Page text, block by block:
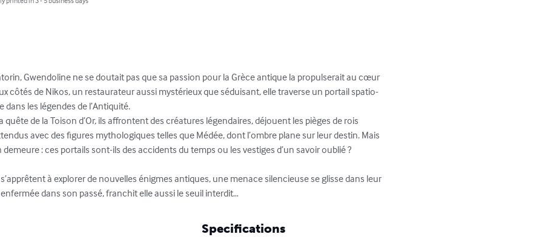
Gwendoline ne se doutait pas que sa passion pour la Grèce antique la propulserait au cœur
côtés de Nikos, un restaurateur aussi mystérieux que séduisant, elle traverse un portail spatio-
les légendes de l’Antiquité.
quête de la Toison d’Or, ils affrontent des créatures légendaires, déjouent les pièges de rois
avec des figures mythologiques telles que Médée, dont l’ombre plane sur leur destin. Mais
: ces portails sont-ils des accidents du temps ou les vestiges d’un savoir oublié ?
à explorer de nouvelles énigmes antiques, une menace silencieuse se glisse dans leur
dans son passé, franchit elle aussi le seuil interdit…
Specifications